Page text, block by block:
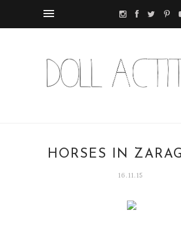
HORSES IN
16.11.15